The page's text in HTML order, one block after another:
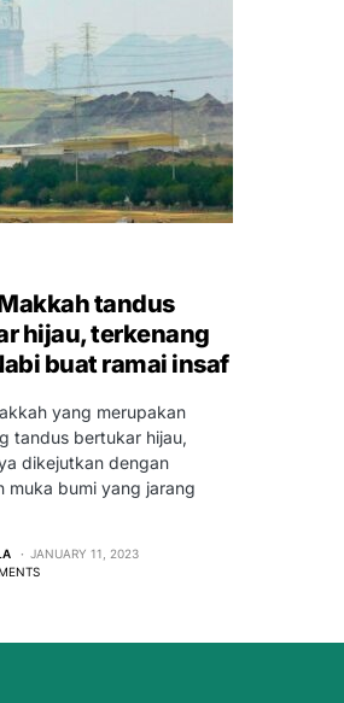
tandus
hijau, terkenang
buat ramai insaf
yang merupakan
tandus bertukar hijau,
dikejutkan dengan
muka bumi yang jarang
JANUARY 11, 2023